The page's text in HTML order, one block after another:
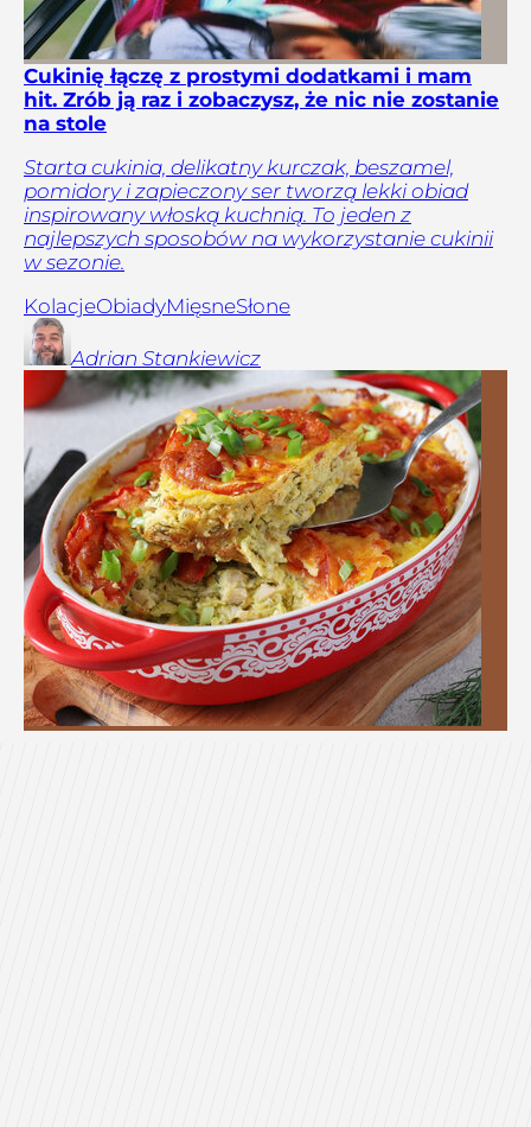
Cukinię łączę z prostymi dodatkami i mam
hit. Zrób ją raz i zobaczysz, że nic nie zostanie
na stole
Starta cukinia, delikatny kurczak, beszamel,
pomidory i zapieczony ser tworzą lekki obiad
inspirowany włoską kuchnią. To jeden z
najlepszych sposobów na wykorzystanie cukinii
w sezonie.
KolacjeObiadyMięsneSłone
Adrian Stankiewicz